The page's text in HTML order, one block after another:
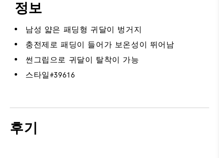
정보
남성 얇은 패딩형 귀달이 벙거지
충전제로 패딩이 들어가 보온성이 뛰어남
썬그립으로 귀달이 탈착이 가능
스타일#39616
후기